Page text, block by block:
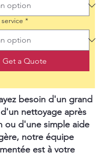
*
Get a Quote
besoin d'un grand
nettoyage après
ou d'une simple aide
notre équipe
est à votre